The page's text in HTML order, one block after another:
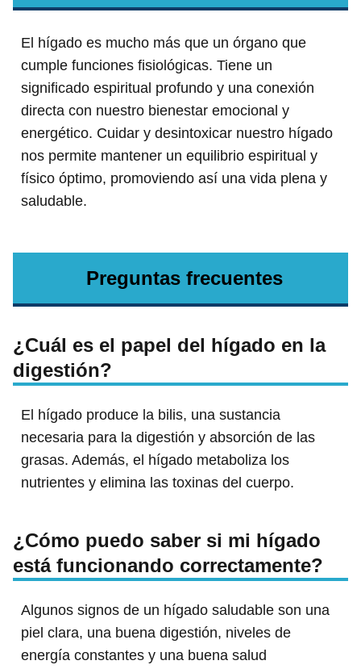
El hígado es mucho más que un órgano que
cumple funciones fisiológicas. Tiene un
significado espiritual profundo y una conexión
directa con nuestro bienestar emocional y
energético. Cuidar y desintoxicar nuestro hígado
nos permite mantener un equilibrio espiritual y
físico óptimo, promoviendo así una vida plena y
saludable.
Preguntas frecuentes
¿Cuál es el papel del hígado en la
digestión?
El hígado produce la bilis, una sustancia
necesaria para la digestión y absorción de las
grasas. Además, el hígado metaboliza los
nutrientes y elimina las toxinas del cuerpo.
¿Cómo puedo saber si mi hígado
está funcionando correctamente?
Algunos signos de un hígado saludable son una
piel clara, una buena digestión, niveles de
energía constantes y una buena salud